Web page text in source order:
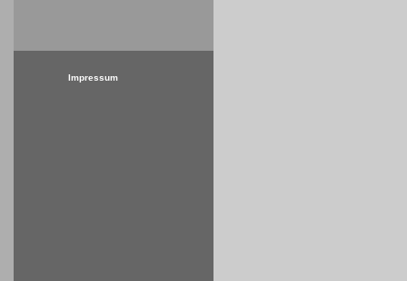
Impressum